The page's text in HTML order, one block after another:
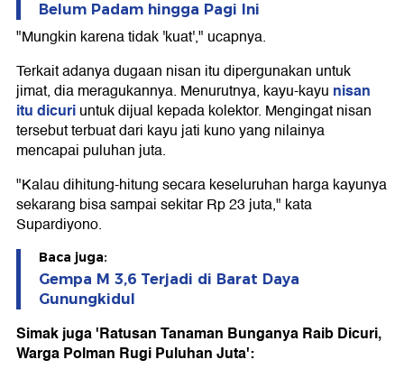
Belum Padam hingga Pagi Ini
"Mungkin karena tidak 'kuat'," ucapnya.
Terkait adanya dugaan nisan itu dipergunakan untuk
jimat, dia meragukannya. Menurutnya, kayu-kayu nisan
itu dicuriuntuk dijual kepada kolektor. Mengingat nisan
tersebut terbuat dari kayu jati kuno yang nilainya
mencapai puluhan juta.
"Kalau dihitung-hitung secara keseluruhan harga kayunya
sekarang bisa sampai sekitar Rp 23 juta," kata
Supardiyono.
Baca juga:
Gempa M 3,6 Terjadi di Barat Daya
Gunungkidul
Simak juga 'Ratusan Tanaman Bunganya Raib Dicuri,
Warga Polman Rugi Puluhan Juta':